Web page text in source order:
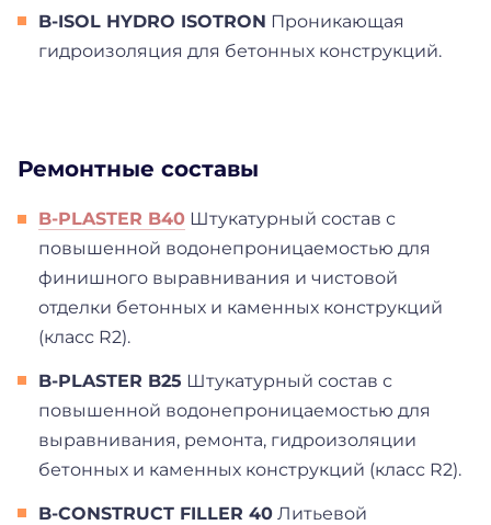
B-ISOL HYDRO ISOTRON Проникающая
гидроизоляция для бетонных конструкций.
Ремонтные составы
B-PLASTER B40 Штукатурный состав с
повышенной водонепроницаемостью для
финишного выравнивания и чистовой
отделки бетонных и каменных конструкций
(класс R2).
B-PLASTER B25 Штукатурный состав с
повышенной водонепроницаемостью для
выравнивания, ремонта, гидроизоляции
бетонных и каменных конструкций (класс R2).
B-CONSTRUCT FILLER 40 Литьевой